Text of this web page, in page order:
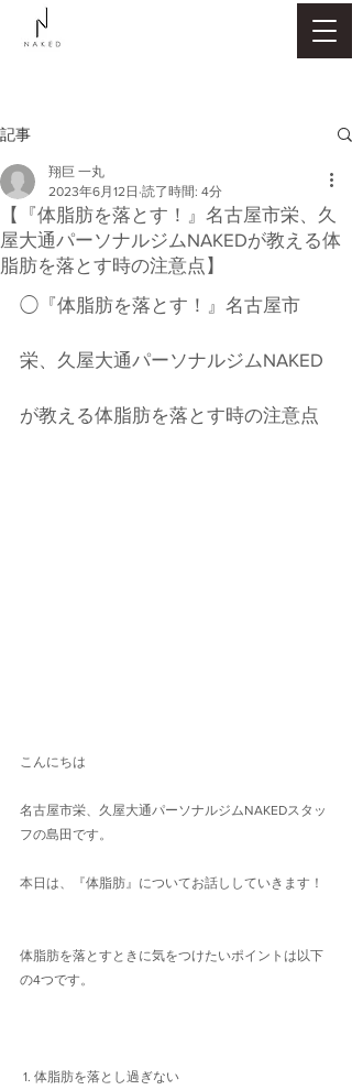
記事
【『体脂肪を落とす！』名古屋市栄、久
屋大通パーソナルジムNAKEDが教える体
脂肪を落とす時の注意点】
翔巨 一丸
2023年6月12日 読了時間: 4分
◯『体脂肪を落とす！』名古屋市
栄、久屋大通パーソナルジムNAKED
が教える体脂肪を落とす時の注意点
こんにちは
名古屋市栄、久屋大通パーソナルジムNAKEDスタッ
フの島田です。
本日は、『体脂肪』についてお話ししていきます！
体脂肪を落とすときに気をつけたいポイントは以下
の4つです。
1. 体脂肪を落とし過ぎない